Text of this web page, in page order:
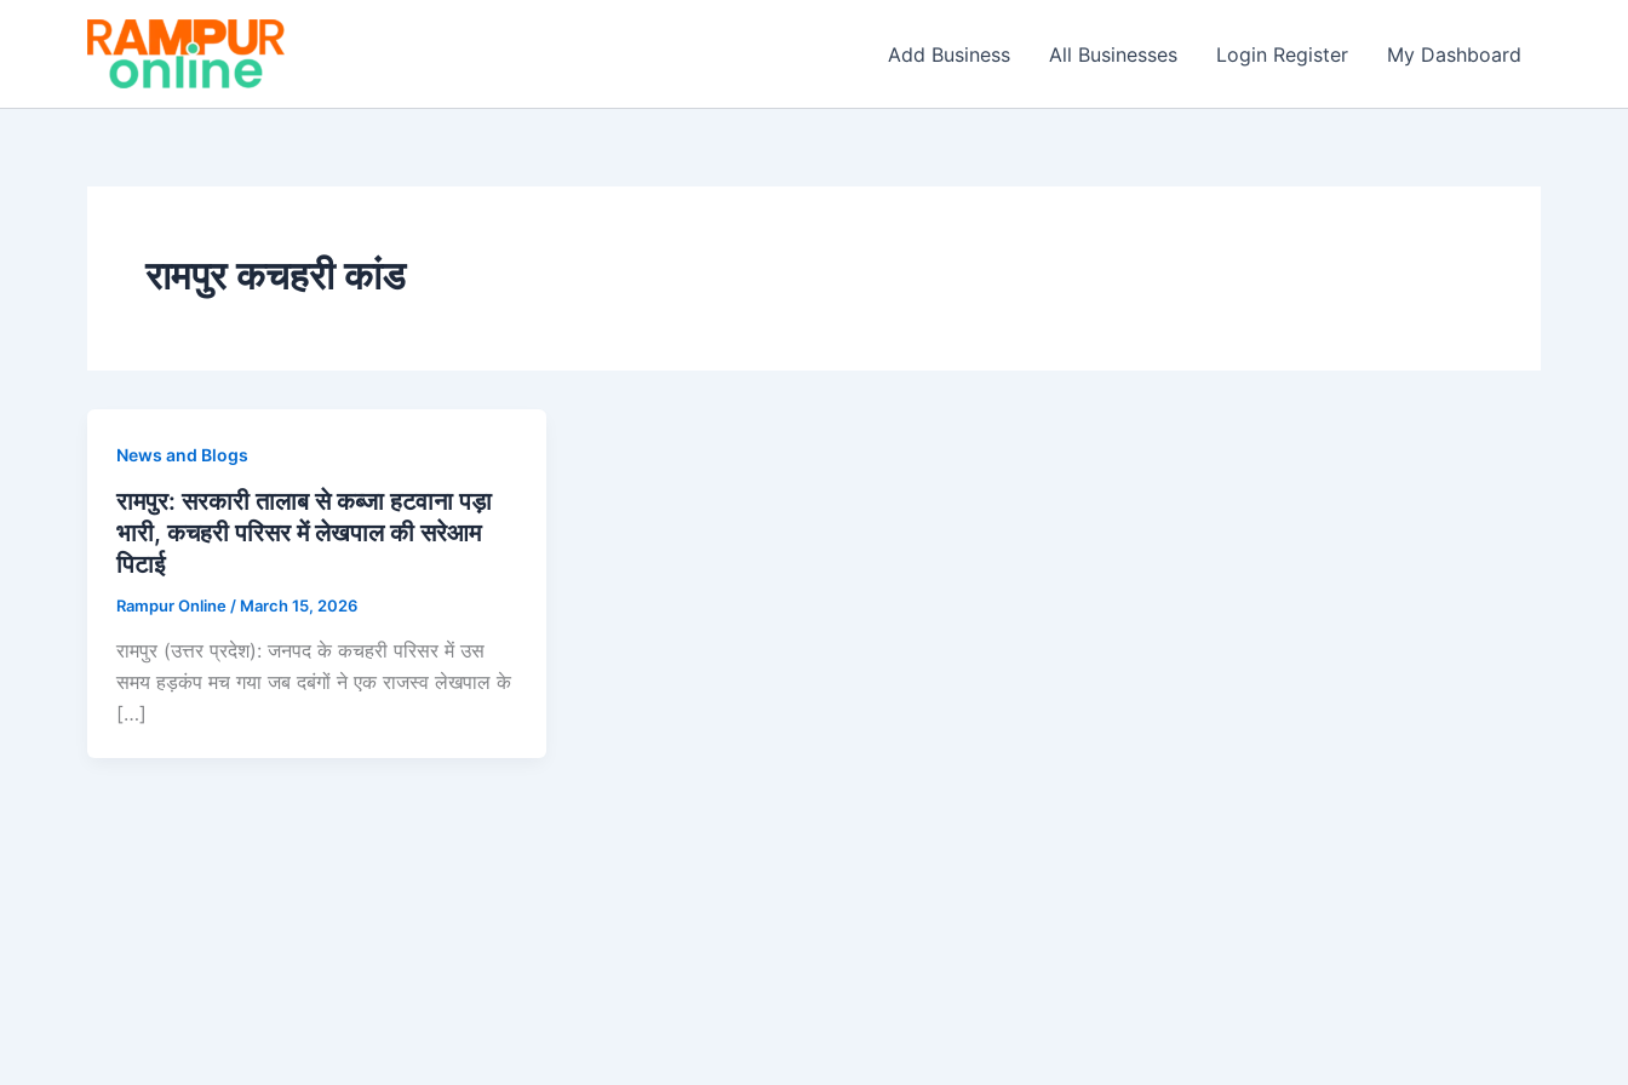
Add Business All Businesses Login Register My Dashboard
रामपुर कचहरी कांड
News and Blogs
रामपुर: सरकारी तालाब से कब्जा हटवाना पड़ा
भारी, कचहरी परिसर में लेखपाल की सरेआम
पिटाई
Rampur Online / March 15, 2026
रामपुर (उत्तर प्रदेश): जनपद के कचहरी परिसर में उस
समय हड़कंप मच गया जब दबंगों ने एक राजस्व लेखपाल के
[…]